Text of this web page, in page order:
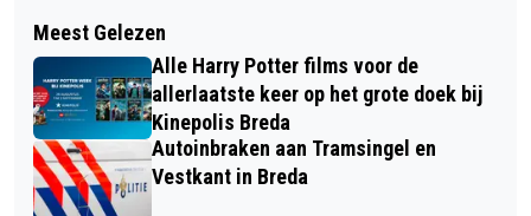
VELDHOVENAREN WISTEN DE WEG
NAAR SUBSIDIE VOOR
WONINGVERDUURZAMING IN
BRABANT HET BEST TE VINDEN
AANTAL GEVALLEN VAN MAZELEN
NEEMT TOE
Meest Gelezen
Alle Harry Potter films voor de
allerlaatste keer op het grote doek bij
Kinepolis Breda
Autoinbraken aan Tramsingel en
Vestkant in Breda